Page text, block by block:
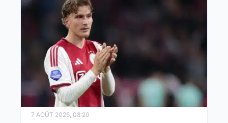
7 AOÛT 2026, 08:20